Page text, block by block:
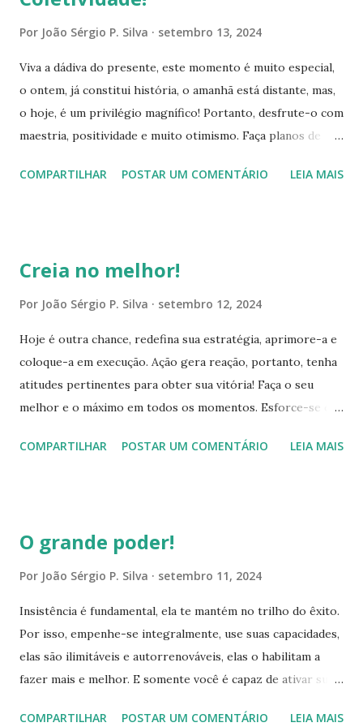
em seu caminho. Seja insistente e perseverante em todos
os aspectos da vida. Você é a principal pessoa, que
precisava confiar em ti, e acreditar que é possível
materializar seus propósitos. Por isso, jamais desista e
em...
Por João Sérgio P. Silva setembro 13, 2024
Viva a dádiva do presente, este momento é muito especial,
o ontem, já constitui história, o amanhã está distante, mas,
o hoje, é um privilégio magnífico! Portanto, desfrute-o com
maestria, positividade e muito otimismo. Faça planos de
conquista dos seus ideais. A cada dia, você tem a
as adversidades com tranquilidade, serenidade e
atrapalham, pois, é nas dificuldades, que você é conduzido a
reinventar-se, criar inovações, descobrir outras
alternativas, o que na tranquilidade, você ficaria restrito a
condição do momento, é como dizem, mar agitado, é que
por suas conquistas, como pel...
COMPARTILHAR POSTAR UM COMENTÁRIO LEIA MAIS
Creia no melhor!
Por João Sérgio P. Silva setembro 12, 2024
Hoje é outra chance, redefina sua estratégia, aprimore-a e
coloque-a em execução. Ação gera reação, portanto, tenha
atitudes pertinentes para obter sua vitória! Faça o seu
melhor e o máximo em todos os momentos. Esforce-se em
quando tem convicção, que já conquistou! Há dentro de ti,
do próprio destino, e ele, está sendo redefinido a cada
afirmativas e auto‐incentivadoras, mantenha acesa, a chama
da esperança e da autoconfiança. Respeite as opiniões
alheias, mas, guarde consigo, apenas o que for motivacional
e as sugestões para aprimoramento, o que lhe desestimula
COMPARTILHAR POSTAR UM COMENTÁRIO LEIA MAIS
O grande poder!
Por João Sérgio P. Silva setembro 11, 2024
Insistência é fundamental, ela te mantém no trilho do êxito.
Por isso, empenhe-se integralmente, use suas capacidades,
elas são ilimitáveis e autorrenováveis, elas o habilitam a
fazer mais e melhor. E somente você é capaz de ativar suas
COMPARTILHAR POSTAR UM COMENTÁRIO LEIA MAIS